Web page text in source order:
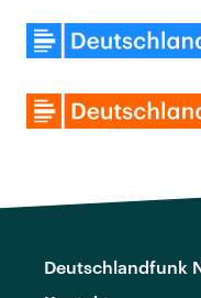
Deutschlandfunk